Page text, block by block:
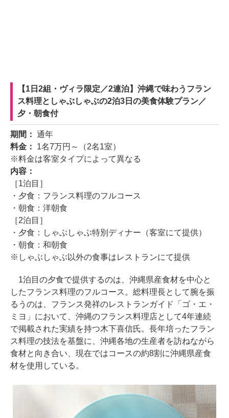
【1日2組・ヴィラ限定／2連泊】沖縄で味わうフラン
ス料理としゃぶしゃぶの2泊3日の美食体験プラン／
夕・朝食付
期間： 通年
料金： 1名7万円～（2名1室）
※料金は客室タイプによって異なる
内容：
［1泊目］
・夕食：フランス料理のフルコース
・朝食：洋朝食
［2泊目］
・夕食：しゃぶしゃぶ特別ディナー（客室にて提供）
・朝食：和朝食
※しゃぶしゃぶ以外の食事はレストランにて提供
1泊目の夕食で提供するのは、沖縄県産食材を中心と
したフランス料理のフルコース。総料理長として腕を振
るうのは、フランス発祥のレストランガイド「ゴ・エ・
ミヨ」において、沖縄のフランス料理店として4年連続
で掲載された実績を持つ木下喜信氏。長年培ったフラン
ス料理の技法を基盤に、沖縄各地の生産者を訪ねながら
食材と向き合い、現在ではコースの約8割に沖縄県産食
材を使用している。